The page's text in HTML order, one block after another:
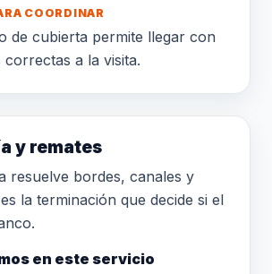
COORDINAR
de cubierta permite llegar con
correctas a la visita.
y remates
resuelve bordes, canales y
la terminación que decide si el
en este servicio